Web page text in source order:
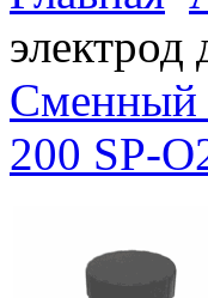
электрод
Сменный
200 SP-